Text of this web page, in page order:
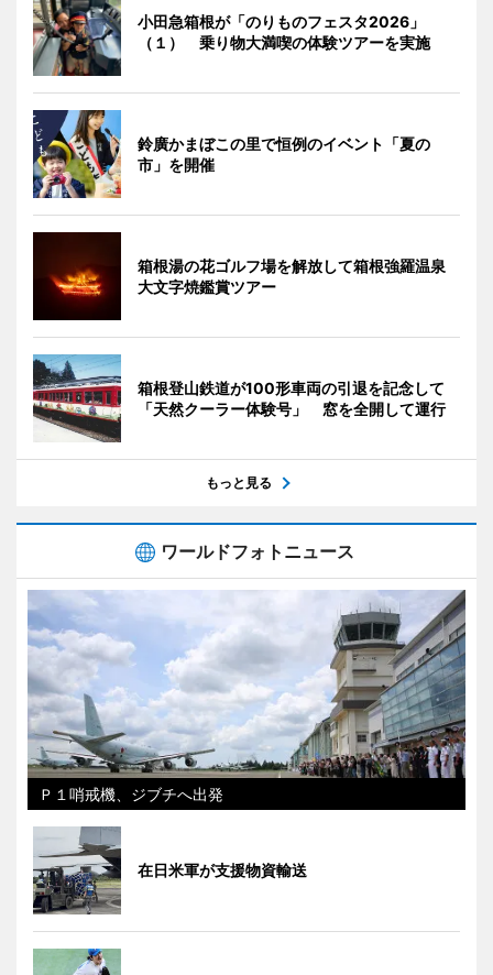
小田急箱根が「のりものフェスタ2026」
（１） 乗り物大満喫の体験ツアーを実施
鈴廣かまぼこの里で恒例のイベント「夏の
市」を開催
箱根湯の花ゴルフ場を解放して箱根強羅温泉
大文字焼鑑賞ツアー
箱根登山鉄道が100形車両の引退を記念して
「天然クーラー体験号」 窓を全開して運行
もっと見る
ワールドフォトニュース
Ｐ１哨戒機、ジブチへ出発
在日米軍が支援物資輸送